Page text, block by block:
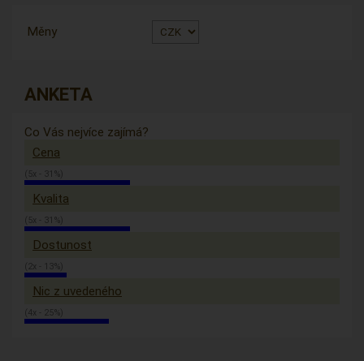
Měny
ANKETA
Co Vás nejvíce zajímá?
Cena
(5x - 31%)
Kvalita
(5x - 31%)
Dostunost
(2x - 13%)
Nic z uvedeného
(4x - 25%)